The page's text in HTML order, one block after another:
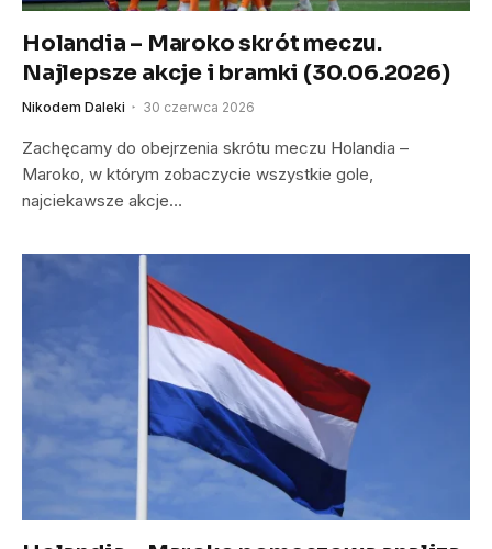
Holandia – Maroko skrót meczu.
Najlepsze akcje i bramki (30.06.2026)
Nikodem Daleki 30 czerwca 2026
Zachęcamy do obejrzenia skrótu meczu Holandia –
Maroko, w którym zobaczycie wszystkie gole,
najciekawsze akcje…